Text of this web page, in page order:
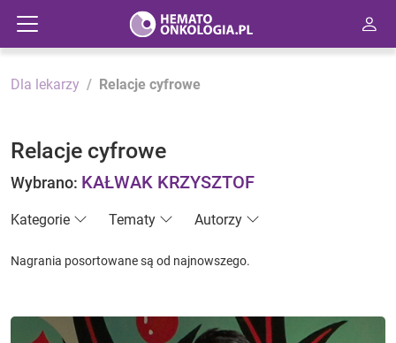
Dla lekarzy Relacje cyfrowe
Relacje cyfrowe
Wybrano: KAŁWAK KRZYSZTOF
Kategorie Tematy Autorzy
Nagrania posortowane są od najnowszego.